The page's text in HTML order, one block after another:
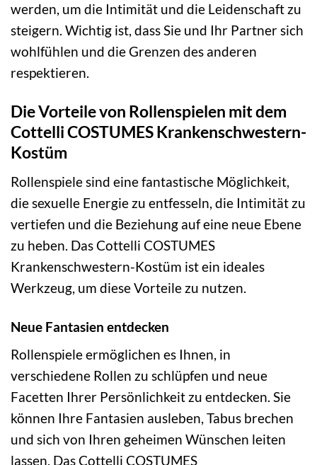
werden, um die Intimität und die Leidenschaft zu
steigern. Wichtig ist, dass Sie und Ihr Partner sich
wohlfühlen und die Grenzen des anderen
respektieren.
Die Vorteile von Rollenspielen mit dem
Cottelli COSTUMES Krankenschwestern-
Kostüm
Rollenspiele sind eine fantastische Möglichkeit,
die sexuelle Energie zu entfesseln, die Intimität zu
vertiefen und die Beziehung auf eine neue Ebene
zu heben. Das Cottelli COSTUMES
Krankenschwestern-Kostüm ist ein ideales
Werkzeug, um diese Vorteile zu nutzen.
Neue Fantasien entdecken
Rollenspiele ermöglichen es Ihnen, in
verschiedene Rollen zu schlüpfen und neue
Facetten Ihrer Persönlichkeit zu entdecken. Sie
können Ihre Fantasien ausleben, Tabus brechen
und sich von Ihren geheimen Wünschen leiten
lassen. Das Cottelli COSTUMES